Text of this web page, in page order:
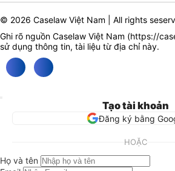
© 2026 Caselaw Việt Nam | All rights
Ghi rõ nguồn Caselaw Việt Nam (https://
sử dụng thông tin, tài liệu từ địa chỉ này.
Tạo tài khoản
Đăng ký bằng
HOẶC
Họ và tên